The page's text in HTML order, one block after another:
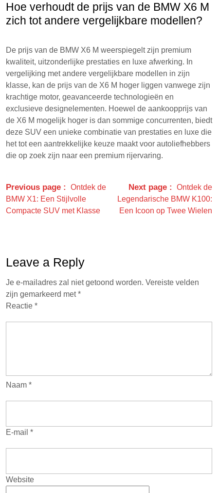
Hoe verhoudt de prijs van de BMW X6 M
zich tot andere vergelijkbare modellen?
De prijs van de BMW X6 M weerspiegelt zijn premium
kwaliteit, uitzonderlijke prestaties en luxe afwerking. In
vergelijking met andere vergelijkbare modellen in zijn
klasse, kan de prijs van de X6 M hoger liggen vanwege zijn
krachtige motor, geavanceerde technologieën en
exclusieve designelementen. Hoewel de aankoopprijs van
de X6 M mogelijk hoger is dan sommige concurrenten, biedt
deze SUV een unieke combinatie van prestaties en luxe die
het tot een aantrekkelijke keuze maakt voor autoliefhebbers
die op zoek zijn naar een premium rijervaring.
Previous page
Ontdek de
BMW X1: Een Stijlvolle
Compacte SUV met Klasse
Next page
Ontdek de
Legendarische BMW K100:
Een Icoon op Twee Wielen
Leave a Reply
Je e-mailadres zal niet getoond worden. Vereiste velden
zijn gemarkeerd met*
Reactie *
Naam *
E-mail *
Website